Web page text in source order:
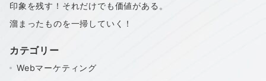
印象を残す！それだけでも価値がある。
溜まったものを一掃していく！
カテゴリー
Webマーケティング